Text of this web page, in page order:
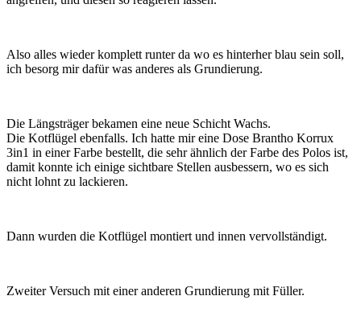
Also alles wieder komplett runter da wo es hinterher blau sein soll,
ich besorg mir dafür was anderes als Grundierung.
Die Längsträger bekamen eine neue Schicht Wachs.
Die Kotflügel ebenfalls. Ich hatte mir eine Dose Brantho Korrux
3in1 in einer Farbe bestellt, die sehr ähnlich der Farbe des Polos ist,
damit konnte ich einige sichtbare Stellen ausbessern, wo es sich
nicht lohnt zu lackieren.
Dann wurden die Kotflügel montiert und innen vervollständigt.
Zweiter Versuch mit einer anderen Grundierung mit Füller.